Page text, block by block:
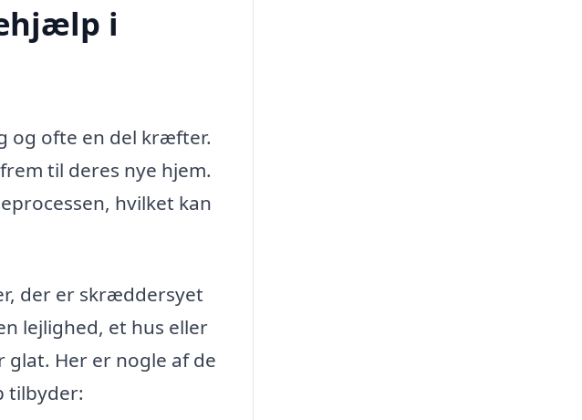
i
og ofte en del kræfter.
til deres nye hjem.
hvilket kan
der er skræddersyet
lejlighed, et hus eller
Her er nogle af de
tilbyder: